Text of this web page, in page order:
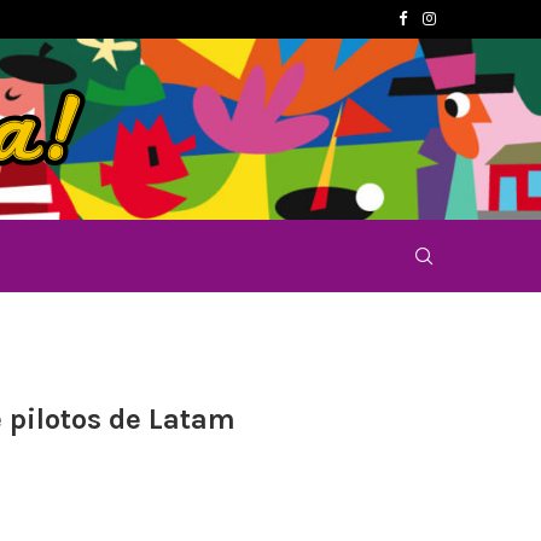
de Latam